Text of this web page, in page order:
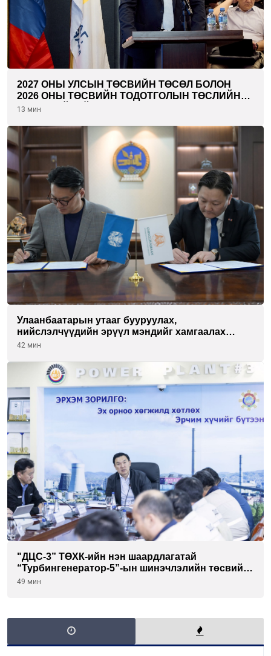
2027 ОНЫ УЛСЫН ТӨСВИЙН ТӨСӨЛ БОЛОН
2026 ОНЫ ТӨСВИЙН ТОДОТГОЛЫН ТӨСЛИЙН
ОЛОН НИЙТИЙН ХЭЛЭЛЦҮҮЛЭГ БОЛЛОО
13 мин
Улаанбаатарын утааг бууруулах,
нийслэлчүүдийн эрүүл мэндийг хамгаалах
төслийг “Чингис хаан баялгийн сан нэгдэл” ХХК-
42 мин
"ДЦС-3” ТӨХК-ийн нэн шаардлагатай
“Турбингенератор-5”-ын шинэчлэлийн төсвийг
шийдвэрлэхээр болов
49 мин